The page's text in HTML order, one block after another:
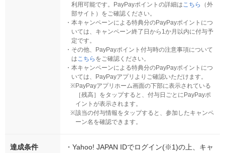
利用可能です。PayPayポイントの詳細はこちら
（外
部サイト）をご確認ください。
・ 本キャンペーンによる特典分のPayPayポイントにつ
いては、キャンペーン終了日から1か月以内に付与予
定です。
・ その他、PayPayポイント付与時の注意事項について
はこちら をご確認ください。
・ 本キャンペーンによる特典分のPayPayポイントにつ
いては、PayPayアプリよりご確認いただけます。
※PayPayアプリホーム画面の下部に表示されている
［残高］をタップすると、付与日ごとにPayPayポ
イントが表示されます。
※該当の付与情報をタップすると、参加したキャンペ
ーン名を確認できます。
達成条件 ・ Yahoo! JAPAN IDでログイン(※1)の上、キャ